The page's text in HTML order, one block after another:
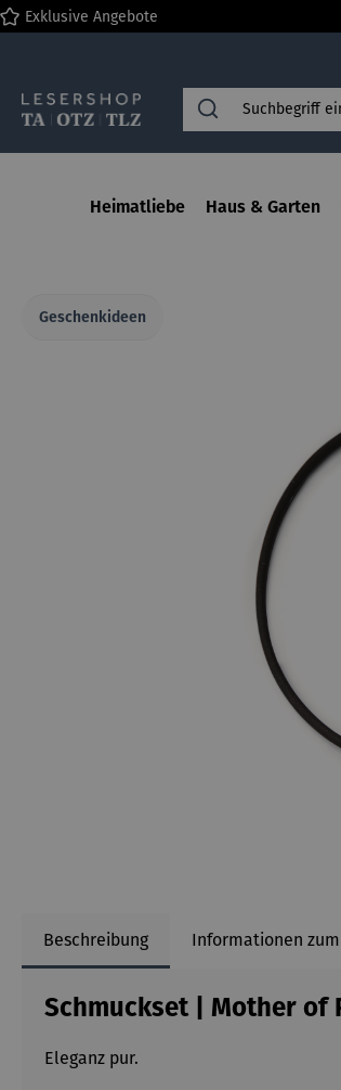
Zur Hauptnavigation springen
Exklusive Angebote
Heimatliebe Haus & Garten
Geschenkideen
Beschreibung Informationen
Schmuckset | Mother of
Eleganz pur.